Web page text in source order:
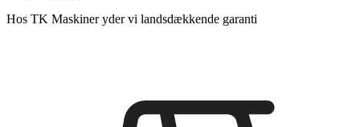
Hos TK Maskiner yder vi landsdækkende garanti